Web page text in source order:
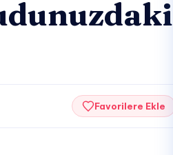
Favorilere Ekle